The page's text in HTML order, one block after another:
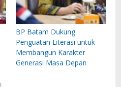
BP Batam Dukung
Penguatan Literasi untuk
Membangun Karakter
Generasi Masa Depan